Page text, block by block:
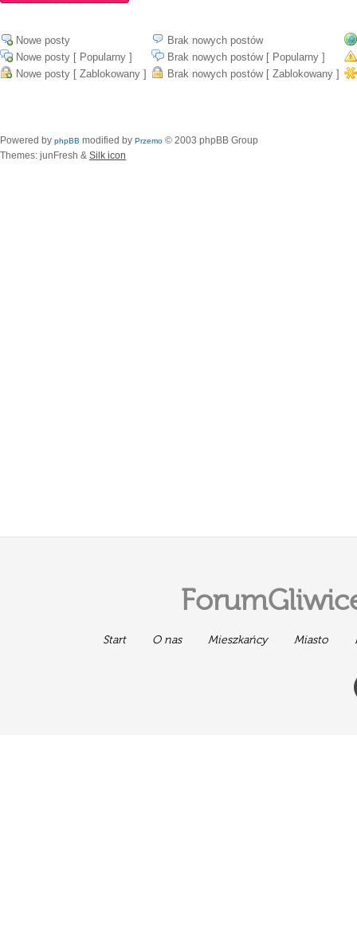
Nowe posty
Brak nowych postów
Nowe posty [ Popularny ]
Brak nowych postów [ Popularny ]
Nowe posty [ Zablokowany ]
Brak nowych postów [ Zablokowany ]
Powered by phpBB modified by Przemo © 2003 phpBB Group
Themes: junFresh & Silk icon
Start O nas Mieszkańcy Miasto